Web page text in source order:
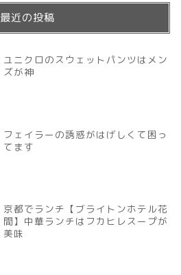
最近の投稿
ユニクロのスウェットパンツはメン
ズが神
フェイラーの誘惑がはげしくて困っ
てます
京都でランチ【ブライトンホテル花
間】中華ランチはフカヒレスープが
美味